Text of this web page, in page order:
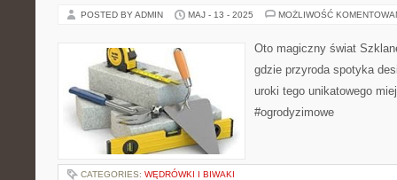
POSTED BY ADMIN MAJ - 13 - 2025 MOŻLIWOŚĆ
Oto magiczny świat
gdzie przyroda spotyka
uroki tego unikatowego
#ogrodyzimowe
CATEGORIES: WĘDRÓWKI I BIWAKI